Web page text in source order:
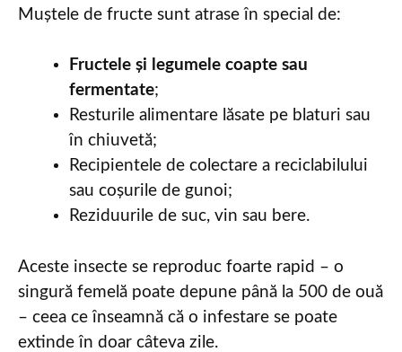
Muștele de fructe sunt atrase în special de:
Fructele și legumele coapte sau
fermentate;
Resturile alimentare lăsate pe blaturi sau
în chiuvetă;
Recipientele de colectare a reciclabilului
sau coșurile de gunoi;
Reziduurile de suc, vin sau bere.
Aceste insecte se reproduc foarte rapid – o
singură femelă poate depune până la 500 de ouă
– ceea ce înseamnă că o infestare se poate
extinde în doar câteva zile.